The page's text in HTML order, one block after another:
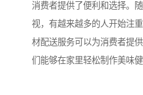
消费者提供了便利和选择。
视，有越来越多的人开始注
材配送服务可以为消费者提
们能够在家里轻松制作美味健